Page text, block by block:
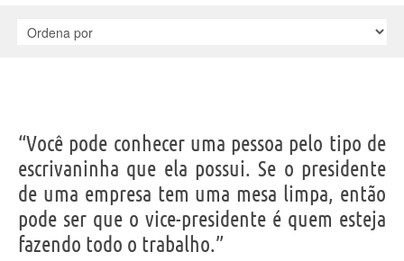
IDENTIKIT E DADOS PESSOAIS
Nome
Harold S.
Sobrenome Geneen
22 Janeiro 1910 em Bournemouth, Hampshire
Falecido 21 Novembro 1997
Gênero masculino
Nacionalidade Americana
Profissão empresário
Signo do zodíaco Aquário
“Você pode conhecer uma pessoa pelo tipo de
escrivaninha que ela possui. Se o presidente
de uma empresa tem uma mesa limpa, então
pode ser que o vice-presidente é quem esteja
fazendo todo o trabalho.”